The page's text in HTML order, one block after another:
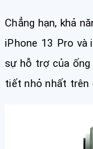
Chẳng hạn, khả
iPhone 13 Pro và
sự hỗ trợ của
tiết nhỏ nhất trên